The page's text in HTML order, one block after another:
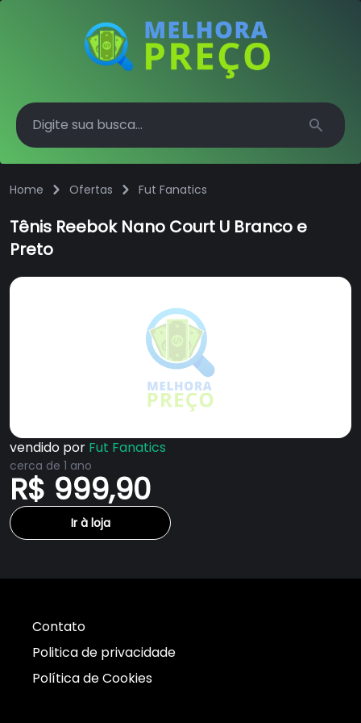
Search
Home Ofertas Fut Fanatics
Tênis Reebok Nano Court U Branco e
Preto
vendido por Fut Fanatics
cerca de 1 ano
R$ 999,90
Ir à loja
Contato
Politica de privacidade
Política de Cookies